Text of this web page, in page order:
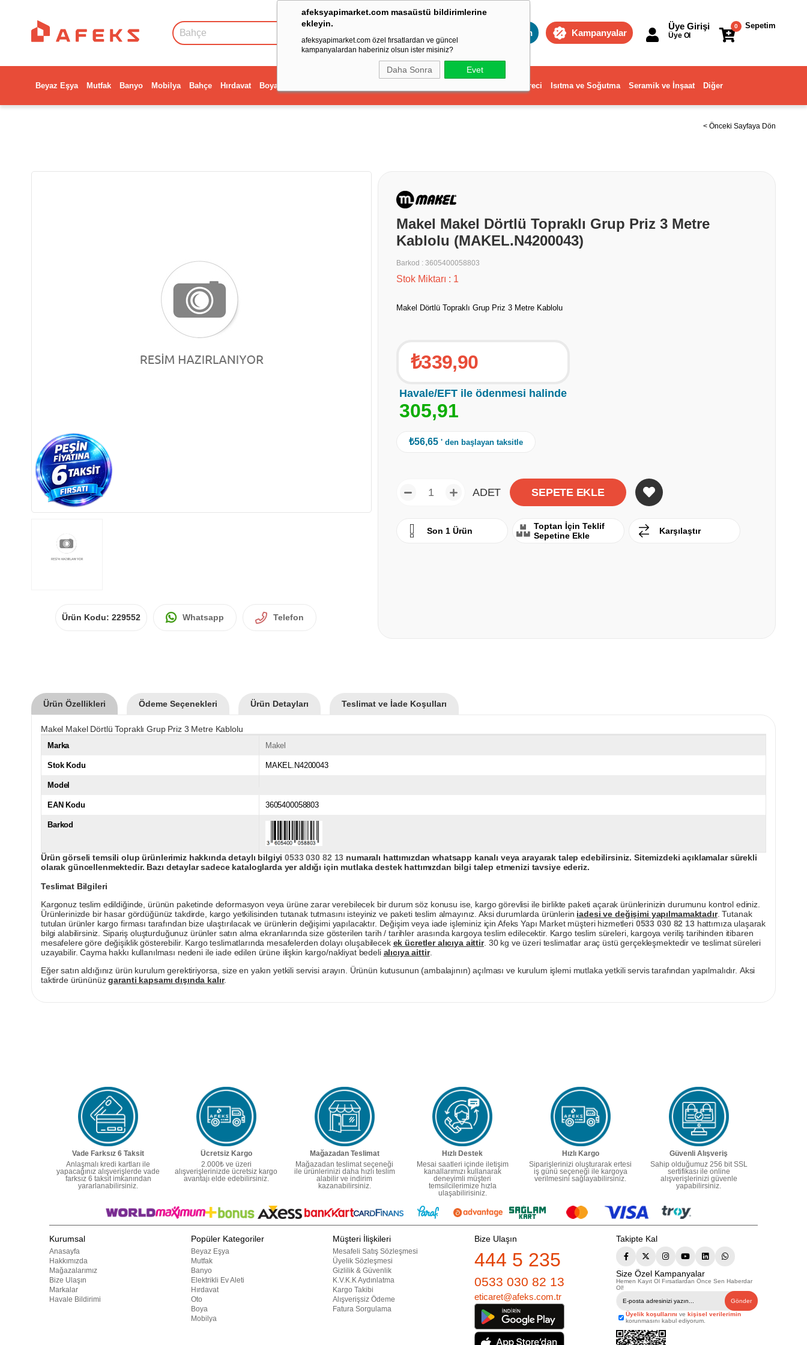
afeksyapimarket.com masaüstü bildirimlerine
ekleyin.
afeksyapimarket.com özel fırsatlardan ve güncel
kampanyalardan haberiniz olsun ister misiniz?
Daha Sonra Evet
Toptan Kampanyalar
Sepetim
0
Üye Girişi
Üye Ol
Beyaz Eşya Mutfak Banyo Mobilya Bahçe Hırdavat Boya Dekorasyon ve Ev Gereci Isıtma ve Soğutma Seramik ve İnşaat Diğer
< Önceki Sayfaya Dön
Ürün Kodu: 229552 Whatsapp Telefon
Makel Makel Dörtlü Topraklı Grup Priz 3 Metre
Kablolu (MAKEL.N4200043)
Barkod : 3605400058803
Stok Miktarı : 1
Makel Dörtlü Topraklı Grup Priz 3 Metre Kablolu
₺339,90
Havale/EFT ile ödenmesi halinde
305,91
₺56,65 ' den başlayan taksitle
ADET
Son 1 Ürün
Toptan İçin Teklif
Sepetine Ekle
Karşılaştır
Ürün Özellikleri Ödeme Seçenekleri Ürün Detayları Teslimat ve İade Koşulları
Makel Makel Dörtlü Topraklı Grup Priz 3 Metre Kablolu
Marka Makel
Stok Kodu MAKEL.N4200043
Model
EAN Kodu 3605400058803
Barkod
Ürün görseli temsili olup ürünlerimiz hakkında detaylı bilgiyi0533 030 82 13 numaralı hattımızdan whatsapp kanalı veya arayarak talep edebilirsiniz. Sitemizdeki açıklamalar sürekli
olarak güncellenmektedir. Bazı detaylar sadece kataloglarda yer aldığı için mutlaka destek hattımızdan bilgi talep etmenizi tavsiye ederiz.
Teslimat Bilgileri
Kargonuz teslim edildiğinde, ürünün paketinde deformasyon veya ürüne zarar verebilecek bir durum söz konusu ise, kargo görevlisi ile birlikte paketi açarak ürünlerinizin durumunu kontrol ediniz.
Ürünlerinizde bir hasar gördüğünüz takdirde, kargo yetkilisinden tutanak tutmasını isteyiniz ve paketi teslim almayınız. Aksi durumlarda ürünlerin iadesi ve değişimi yapılmamaktadır. Tutanak
tutulan ürünler kargo firması tarafından bize ulaştırılacak ve ürünlerin değişimi yapılacaktır. Değişim veya iade işleminiz için Afeks Yapı Market müşteri hizmetleri 0533 030 82 13hattımıza ulaşarak
bilgi alabilirsiniz. Sipariş oluşturduğunuz ürünler satın alma ekranlarında size gösterilen tarih / tarihler arasında kargoya teslim edilecektir. Kargo teslim süreleri, kargoya veriliş tarihinden itibaren
mesafelere göre değişiklik gösterebilir. Kargo teslimatlarında mesafelerden dolayı oluşabilecek ek ücretler alıcıya aittir. 30 kg ve üzeri teslimatlar araç üstü gerçekleşmektedir ve teslimat süreleri
uzayabilir. Cayma hakkı kullanılması nedeni ile iade edilen ürüne ilişkin kargo/nakliyat bedeli alıcıya aittir.
Eğer satın aldığınız ürün kurulum gerektiriyorsa, size en yakın yetkili servisi arayın. Ürünün kutusunun (ambalajının) açılması ve kurulum işlemi mutlaka yetkili servis tarafından yapılmalıdır. Aksi
taktirde ürününüzgaranti kapsamı dışında kalır.
Vade Farksız 6 Taksit
Anlaşmalı kredi kartları ile
yapacağınız alışverişlerde vade
farksız 6 taksit imkanından
yararlanabilirsiniz.
Ücretsiz Kargo
2.000₺ ve üzeri
alışverişlerinizde ücretsiz kargo
avantajı elde edebilirsiniz.
Mağazadan Teslimat
Mağazadan teslimat seçeneği
ile ürünlerinizi daha hızlı teslim
alabilir ve indirim
kazanabilirsiniz.
Hızlı Destek
Mesai saatleri içinde iletişim
kanallarımızı kullanarak
deneyimli müşteri
temsilcilerimize hızla
ulaşabilirisiniz.
Hızlı Kargo
Siparişlerinizi oluşturarak ertesi
iş günü seçeneği ile kargoya
verilmesini sağlayabilirsiniz.
Güvenli Alışveriş
Sahip olduğumuz 256 bit SSL
sertifikası ile online
alışverişlerinizi güvenle
yapabilirsiniz.
Kurumsal
Anasayfa
Hakkımızda
Mağazalarımız
Bize Ulaşın
Markalar
Havale Bildirimi
Popüler Kategoriler
Beyaz Eşya
Mutfak
Banyo
Elektrikli Ev Aleti
Hırdavat
Oto
Boya
Mobilya
Müşteri İlişkileri
Mesafeli Satış Sözleşmesi
Üyelik Sözleşmesi
Gizlilik & Güvenlik
K.V.K.K Aydınlatma
Kargo Takibi
Alışverişsiz Ödeme
Fatura Sorgulama
Bize Ulaşın
444 5 235
0533 030 82 13
eticaret@afeks.com.tr
Takipte Kal
Size Özel Kampanyalar
Hemen Kayıt Ol Fırsatlardan Önce Sen Haberdar
Ol!
Gönder
Üyelik koşullarını ve kişisel verilerimin
korunmasını kabul ediyorum.